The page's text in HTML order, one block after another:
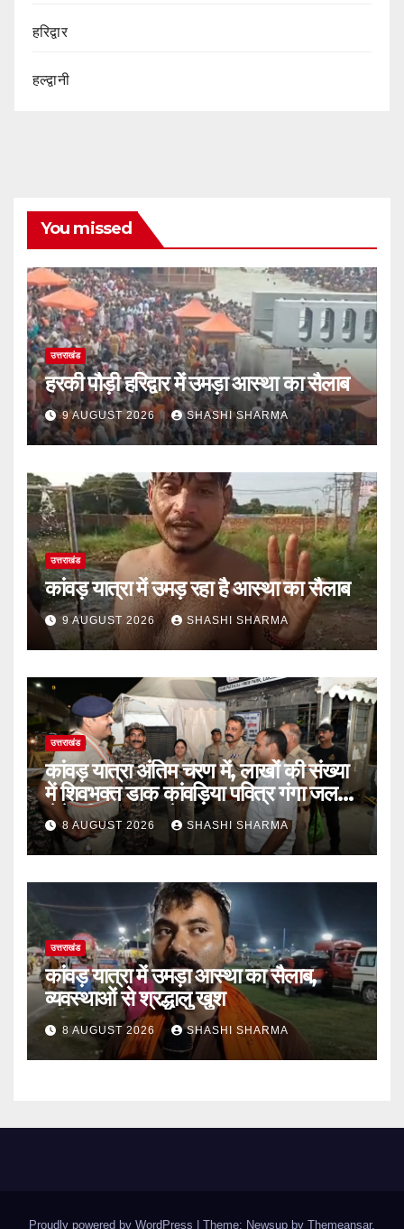
हरिद्वार
हल्द्वानी
You missed
उत्तराखंड
हरकी पौड़ी हरिद्वार में उमड़ा आस्था का सैलाब
9 AUGUST 2026 SHASHI SHARMA
उत्तराखंड
कांवड़ यात्रा में उमड़ रहा है आस्था का सैलाब
9 AUGUST 2026 SHASHI SHARMA
उत्तराखंड
कांवड़ यात्रा अंतिम चरण में, लाखों की संख्या
में शिवभक्त डाक कांवड़िया पवित्र गंगा जल
लेने हरिद्वार पहुंच रहे
8 AUGUST 2026 SHASHI SHARMA
उत्तराखंड
कांवड़ यात्रा में उमड़ा आस्था का सैलाब,
व्यवस्थाओं से श्रद्धालु खुश
8 AUGUST 2026 SHASHI SHARMA
Proudly powered by WordPress | Theme: Newsup by Themeansar.